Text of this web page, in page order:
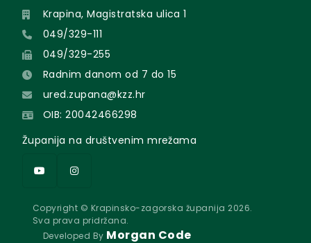
Krapina, Magistratska ulica 1
049/329-111
049/329-255
Radnim danom od 7 do 15
ured.zupana@kzz.hr
OIB: 20042466298
Županija na društvenim mrežama
Copyright © Krapinsko-zagorska županija 2026.
Sva prava pridržana.
Developed By Morgan Code